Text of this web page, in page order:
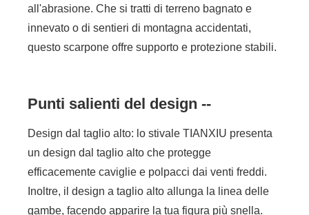
all'abrasione. Che si tratti di terreno bagnato e
innevato o di sentieri di montagna accidentati,
questo scarpone offre supporto e protezione stabili.
Punti salienti del design --
Design dal taglio alto: lo stivale TIANXIU presenta
un design dal taglio alto che protegge
efficacemente caviglie e polpacci dai venti freddi.
Inoltre, il design a taglio alto allunga la linea delle
gambe, facendo apparire la tua figura più snella.